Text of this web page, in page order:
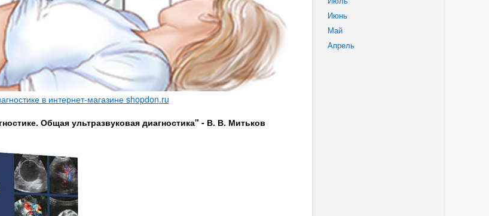
Июнь
Май
Апрель
в интернет-магазине shopdon.ru
Общая ультразвуковая диагностика" - В. В. Митьков